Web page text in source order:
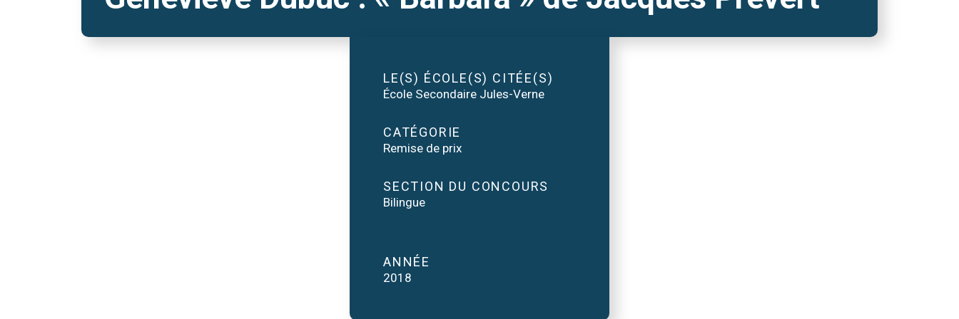
LE(S) ÉCOLE(S) CITÉE(S)
École Secondaire Jules-Verne
CATÉGORIE
Remise de prix
SECTION DU CONCOURS
Bilingue
ANNÉE
2018